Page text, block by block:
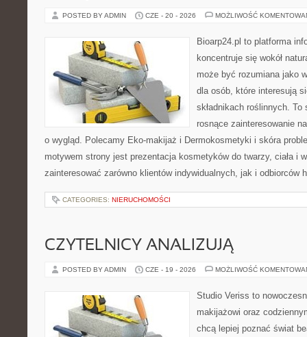
POSTED BY ADMIN CZE - 20 - 2026 MOŻLIWOŚĆ
Bioarp24.pl to platforma
koncentruje się wokół
może być rozumiana jako
dla osób, które interesują
składnikach roślinnych.
rosnące zainteresowanie
o wygląd. Polecamy Eko-makijaż i Dermokosmetyki i skóra
motywem strony jest prezentacja kosmetyków do twarzy, ciała i
zainteresować zarówno klientów indywidualnych, jak i
CATEGORIES: NIERUCHOMOŚCI
CZYTELNICY ANALIZUJĄ
POSTED BY ADMIN CZE - 19 - 2026 MOŻLIWOŚĆ
Studio Veriss to
makijażowi oraz
chcą lepiej poznać świat